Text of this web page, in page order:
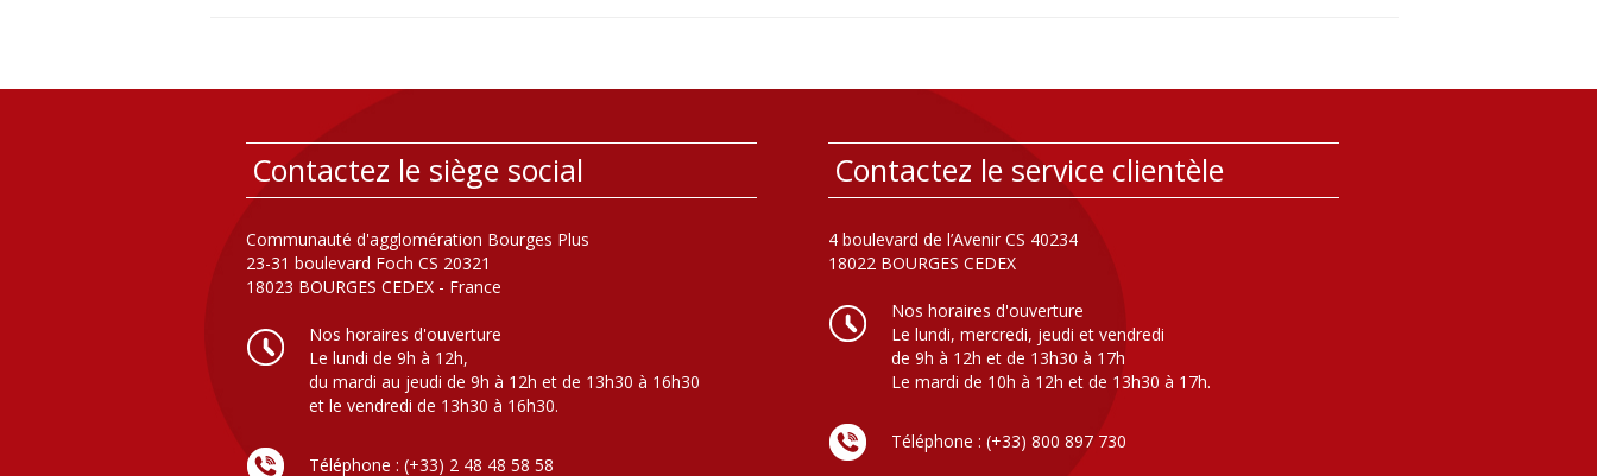
Contactez le siège social
Communauté d'agglomération Bourges Plus
23-31 boulevard Foch CS 20321
18023 BOURGES CEDEX - France
Nos horaires d'ouverture
Le lundi de 9h à 12h,
du mardi au jeudi de 9h à 12h et de 13h30 à 16h30
et le vendredi de 13h30 à 16h30.
Téléphone : (+33) 2 48 48 58 58
Contactez le service clientèle
4 boulevard de l’Avenir CS 40234
18022 BOURGES CEDEX
Nos horaires d'ouverture
Le lundi, mercredi, jeudi et vendredi
de 9h à 12h et de 13h30 à 17h
Le mardi de 10h à 12h et de 13h30 à 17h.
Téléphone : (+33) 800 897 730